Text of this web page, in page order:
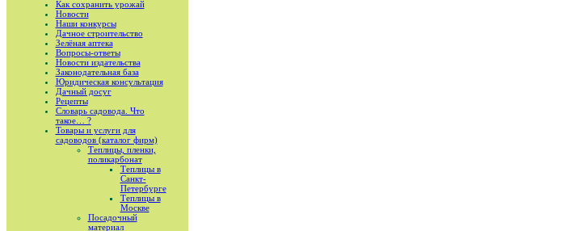
Как сохранить урожай
Новости
Наши конкурсы
Дачное строительство
Зелёная аптека
Вопросы-ответы
Новости издательства
Законодательная база
Юридическая консультация
Дачный досуг
Рецепты
Словарь садовода. Что
такое… ?
Товары и услуги для
садоводов (каталог фирм)
Теплицы, пленки,
поликарбонат
Теплицы в
Санкт-
Петербурге
Теплицы в
Москве
Посадочный
материал